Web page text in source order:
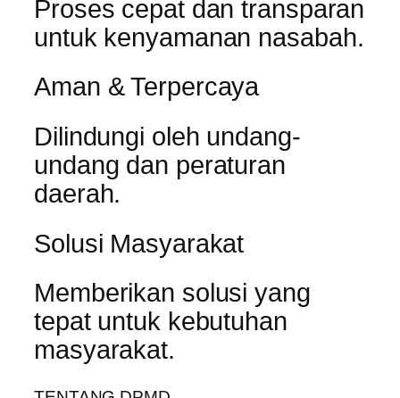
Proses cepat dan transparan
untuk kenyamanan nasabah.
Aman & Terpercaya
Dilindungi oleh undang-
undang dan peraturan
daerah.
Solusi Masyarakat
Memberikan solusi yang
tepat untuk kebutuhan
masyarakat.